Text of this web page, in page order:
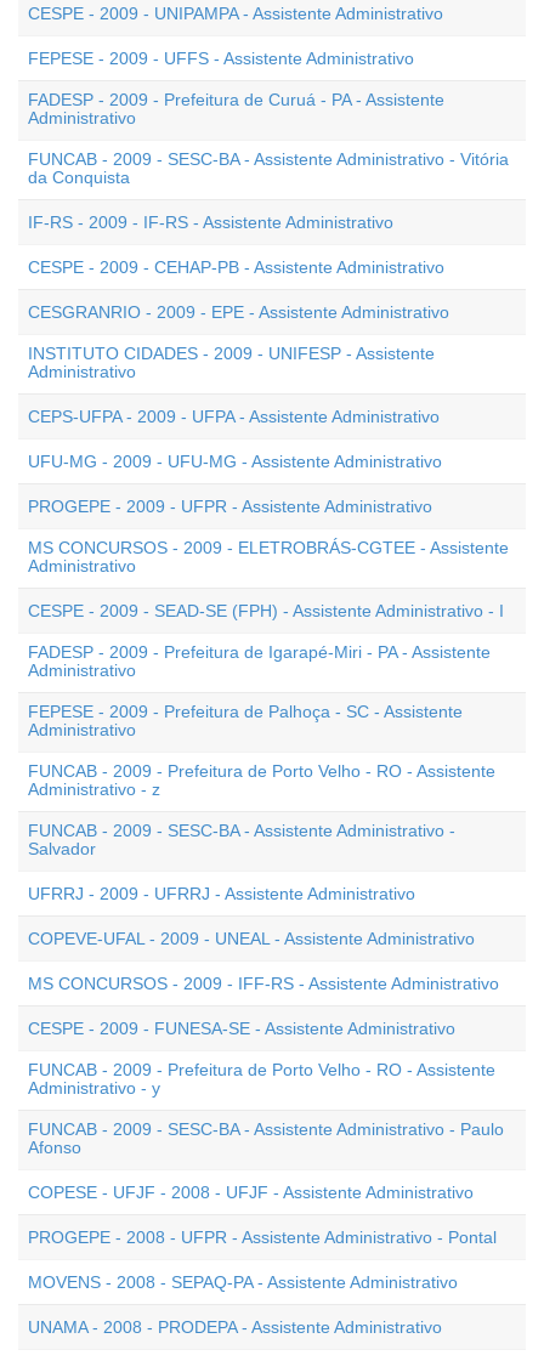
CESPE - 2009 - UNIPAMPA - Assistente Administrativo
FEPESE - 2009 - UFFS - Assistente Administrativo
FADESP - 2009 - Prefeitura de Curuá - PA - Assistente
Administrativo
FUNCAB - 2009 - SESC-BA - Assistente Administrativo - Vitória
da Conquista
IF-RS - 2009 - IF-RS - Assistente Administrativo
CESPE - 2009 - CEHAP-PB - Assistente Administrativo
CESGRANRIO - 2009 - EPE - Assistente Administrativo
INSTITUTO CIDADES - 2009 - UNIFESP - Assistente
Administrativo
CEPS-UFPA - 2009 - UFPA - Assistente Administrativo
UFU-MG - 2009 - UFU-MG - Assistente Administrativo
PROGEPE - 2009 - UFPR - Assistente Administrativo
MS CONCURSOS - 2009 - ELETROBRÁS-CGTEE - Assistente
Administrativo
CESPE - 2009 - SEAD-SE (FPH) - Assistente Administrativo - I
FADESP - 2009 - Prefeitura de Igarapé-Miri - PA - Assistente
Administrativo
FEPESE - 2009 - Prefeitura de Palhoça - SC - Assistente
Administrativo
FUNCAB - 2009 - Prefeitura de Porto Velho - RO - Assistente
Administrativo - z
FUNCAB - 2009 - SESC-BA - Assistente Administrativo -
Salvador
UFRRJ - 2009 - UFRRJ - Assistente Administrativo
COPEVE-UFAL - 2009 - UNEAL - Assistente Administrativo
MS CONCURSOS - 2009 - IFF-RS - Assistente Administrativo
CESPE - 2009 - FUNESA-SE - Assistente Administrativo
FUNCAB - 2009 - Prefeitura de Porto Velho - RO - Assistente
Administrativo - y
FUNCAB - 2009 - SESC-BA - Assistente Administrativo - Paulo
Afonso
COPESE - UFJF - 2008 - UFJF - Assistente Administrativo
PROGEPE - 2008 - UFPR - Assistente Administrativo - Pontal
MOVENS - 2008 - SEPAQ-PA - Assistente Administrativo
UNAMA - 2008 - PRODEPA - Assistente Administrativo